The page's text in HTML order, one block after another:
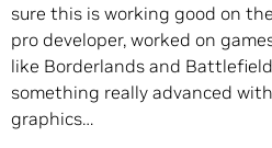
sure this is working good on
pro developer, worked on
like Borderlands and
something really advanced
graphics…